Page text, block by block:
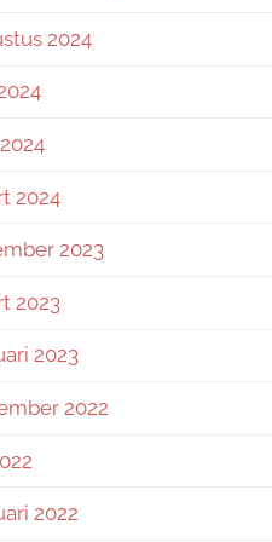
2024
2024
2023
2023
2023
2022
2022